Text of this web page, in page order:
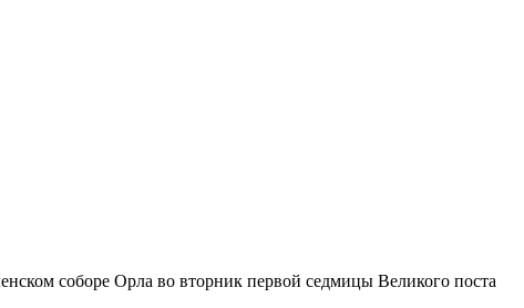
соборе Орла во вторник первой седмицы Великого поста